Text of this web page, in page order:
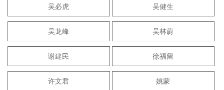
吴必虎 吴健生
吴龙峰 吴林蔚
谢建民 徐福留
许文君 姚蒙